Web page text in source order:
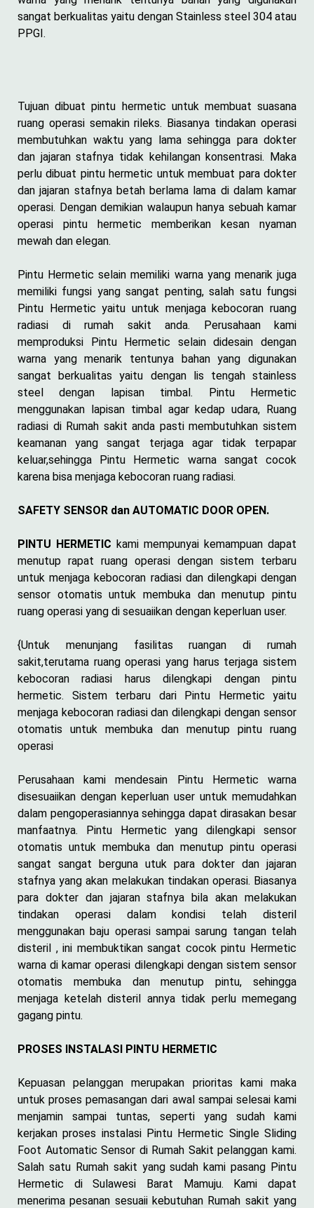
sangat berkualitas yaitu dengan Stainless steel 304 atau
PPGI.
Tujuan dibuat pintu hermetic untuk membuat suasana
ruang operasi semakin rileks. Biasanya tindakan operasi
membutuhkan waktu yang lama sehingga para dokter
dan jajaran stafnya tidak kehilangan konsentrasi. Maka
perlu dibuat pintu hermetic untuk membuat para dokter
dan jajaran stafnya betah berlama lama di dalam kamar
operasi. Dengan demikian walaupun hanya sebuah kamar
operasi pintu hermetic memberikan kesan nyaman
mewah dan elegan.
Pintu Hermetic selain memiliki warna yang menarik juga
memiliki fungsi yang sangat penting, salah satu fungsi
Pintu Hermetic yaitu untuk menjaga kebocoran ruang
radiasi di rumah sakit anda. Perusahaan kami
memproduksi Pintu Hermetic selain didesain dengan
warna yang menarik tentunya bahan yang digunakan
sangat berkualitas yaitu dengan lis tengah stainless
steel dengan lapisan timbal. Pintu Hermetic
menggunakan lapisan timbal agar kedap udara, Ruang
radiasi di Rumah sakit anda pasti membutuhkan sistem
keamanan yang sangat terjaga agar tidak terpapar
keluar,sehingga Pintu Hermetic warna sangat cocok
karena bisa menjaga kebocoran ruang radiasi.
SAFETY SENSOR dan AUTOMATIC DOOR OPEN.
PINTU HERMETIC kami mempunyai kemampuan dapat
menutup rapat ruang operasi dengan sistem terbaru
untuk menjaga kebocoran radiasi dan dilengkapi dengan
sensor otomatis untuk membuka dan menutup pintu
ruang operasi yang di sesuaiikan dengan keperluan user.
{Untuk menunjang fasilitas ruangan di rumah
sakit,terutama ruang operasi yang harus terjaga sistem
kebocoran radiasi harus dilengkapi dengan pintu
hermetic. Sistem terbaru dari Pintu Hermetic yaitu
menjaga kebocoran radiasi dan dilengkapi dengan sensor
otomatis untuk membuka dan menutup pintu ruang
operasi
Perusahaan kami mendesain Pintu Hermetic warna
disesuaiikan dengan keperluan user untuk memudahkan
dalam pengoperasiannya sehingga dapat dirasakan besar
manfaatnya. Pintu Hermetic yang dilengkapi sensor
otomatis untuk membuka dan menutup pintu operasi
sangat sangat berguna utuk para dokter dan jajaran
stafnya yang akan melakukan tindakan operasi. Biasanya
para dokter dan jajaran stafnya bila akan melakukan
tindakan operasi dalam kondisi telah disteril
menggunakan baju operasi sampai sarung tangan telah
disteril , ini membuktikan sangat cocok pintu Hermetic
warna di kamar operasi dilengkapi dengan sistem sensor
otomatis membuka dan menutup pintu, sehingga
menjaga ketelah disteril annya tidak perlu memegang
gagang pintu.
PROSES INSTALASI PINTU HERMETIC
Kepuasan pelanggan merupakan prioritas kami maka
untuk proses pemasangan dari awal sampai selesai kami
menjamin sampai tuntas, seperti yang sudah kami
kerjakan proses instalasi Pintu Hermetic Single Sliding
Foot Automatic Sensor di Rumah Sakit pelanggan kami.
Salah satu Rumah sakit yang sudah kami pasang Pintu
Hermetic di Sulawesi Barat Mamuju. Kami dapat
menerima pesanan sesuaii kebutuhan Rumah sakit yang